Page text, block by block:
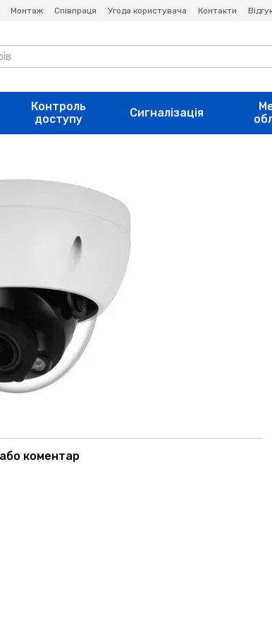
Монтаж Співпраця Угода користувача Контакти
Контроль
доступу
Сигналізація
коментар